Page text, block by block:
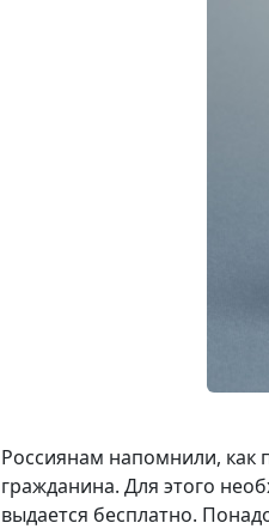
Россиянам напомнили, как
гражданина. Для этого
выдается бесплатно.